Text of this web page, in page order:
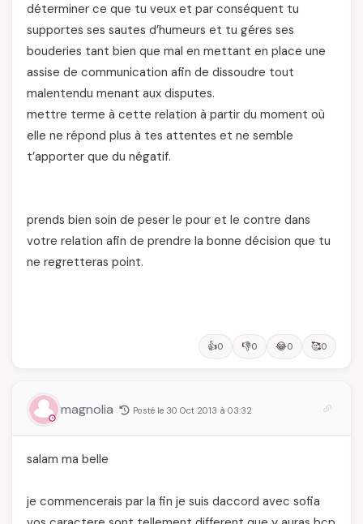
déterminer ce que tu veux et par conséquent tu
supportes ses sautes d’humeurs et tu géres ses
bouderies tant bien que mal en mettant en place une
assise de communication afin de dissoudre tout
malentendu menant aux disputes.
mettre terme à cette relation à partir du moment où
elle ne répond plus à tes attentes et ne semble
t’apporter que du négatif.
prends bien soin de peser le pour et le contre dans
votre relation afin de prendre la bonne décision que tu
ne regretteras point.
👍0 👎0 😂0 🥰0
magnolia Posté le 30 Oct 2013 à 03:32
salam ma belle
je commencerais par la fin je suis daccord avec sofia